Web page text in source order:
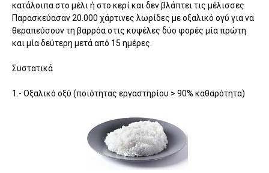
κατάλοιπα στο μέλι ή στο κερί και δεν βλάπτει τις μέλισσες
Παρασκεύασαν 20.000 χάρτινες λωρίδες με οξαλικό ογύ για να
θεραπεύσουν τη βαρρόα στις κυψέλες δύο φορές μία πρώτη
και μία δεύτερη μετά από 15 ημέρες.
Συστατικά
1.- Οξαλικό οξύ (ποιότητας εργαστηρίου > 90% καθαρότητα)